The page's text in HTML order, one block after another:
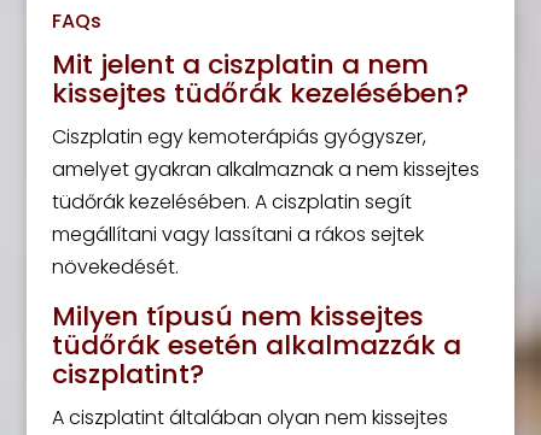
FAQs
Mit jelent a ciszplatin a nem
kissejtes tüdőrák kezelésében?
Ciszplatin egy kemoterápiás gyógyszer,
amelyet gyakran alkalmaznak a nem kissejtes
tüdőrák kezelésében. A ciszplatin segít
megállítani vagy lassítani a rákos sejtek
növekedését.
Milyen típusú nem kissejtes
tüdőrák esetén alkalmazzák a
ciszplatint?
A ciszplatint általában olyan nem kissejtes